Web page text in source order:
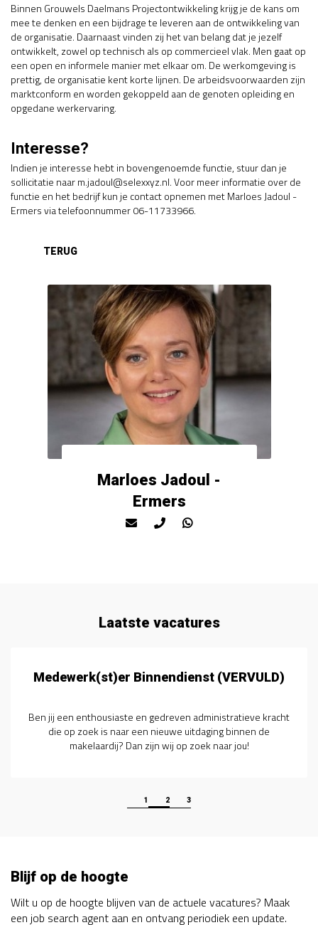
Binnen Grouwels Daelmans Projectontwikkeling krijg je de kans om
mee te denken en een bijdrage te leveren aan de ontwikkeling van
de organisatie. Daarnaast vinden zij het van belang dat je jezelf
ontwikkelt, zowel op technisch als op commercieel vlak. Men gaat op
een open en informele manier met elkaar om. De werkomgeving is
prettig, de organisatie kent korte lijnen. De arbeidsvoorwaarden zijn
marktconform en worden gekoppeld aan de genoten opleiding en
opgedane werkervaring.
Interesse?
Indien je interesse hebt in bovengenoemde functie, stuur dan je
sollicitatie naar m.jadoul@selexxyz.nl. Voor meer informatie over de
functie en het bedrijf kun je contact opnemen met Marloes Jadoul -
Ermers via telefoonnummer 06-11733966.
Marloes Jadoul -
Ermers
Laatste vacatures
Medewerk(st)er Binnendienst (VERVULD)
Ben jij een enthousiaste en gedreven administratieve kracht
die op zoek is naar een nieuwe uitdaging binnen de
makelaardij? Dan zijn wij op zoek naar jou!
1 2 3
Blijf op de hoogte
Wilt u op de hoogte blijven van de actuele vacatures? Maak
een job search agent aan en ontvang periodiek een update.